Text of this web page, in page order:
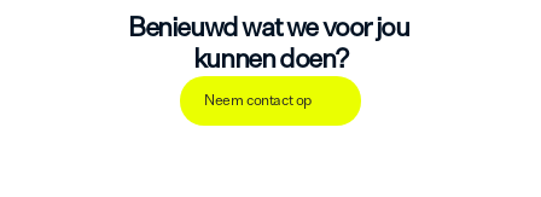
Benieuwd wat we voor jou
kunnen doen?
Neem contact op